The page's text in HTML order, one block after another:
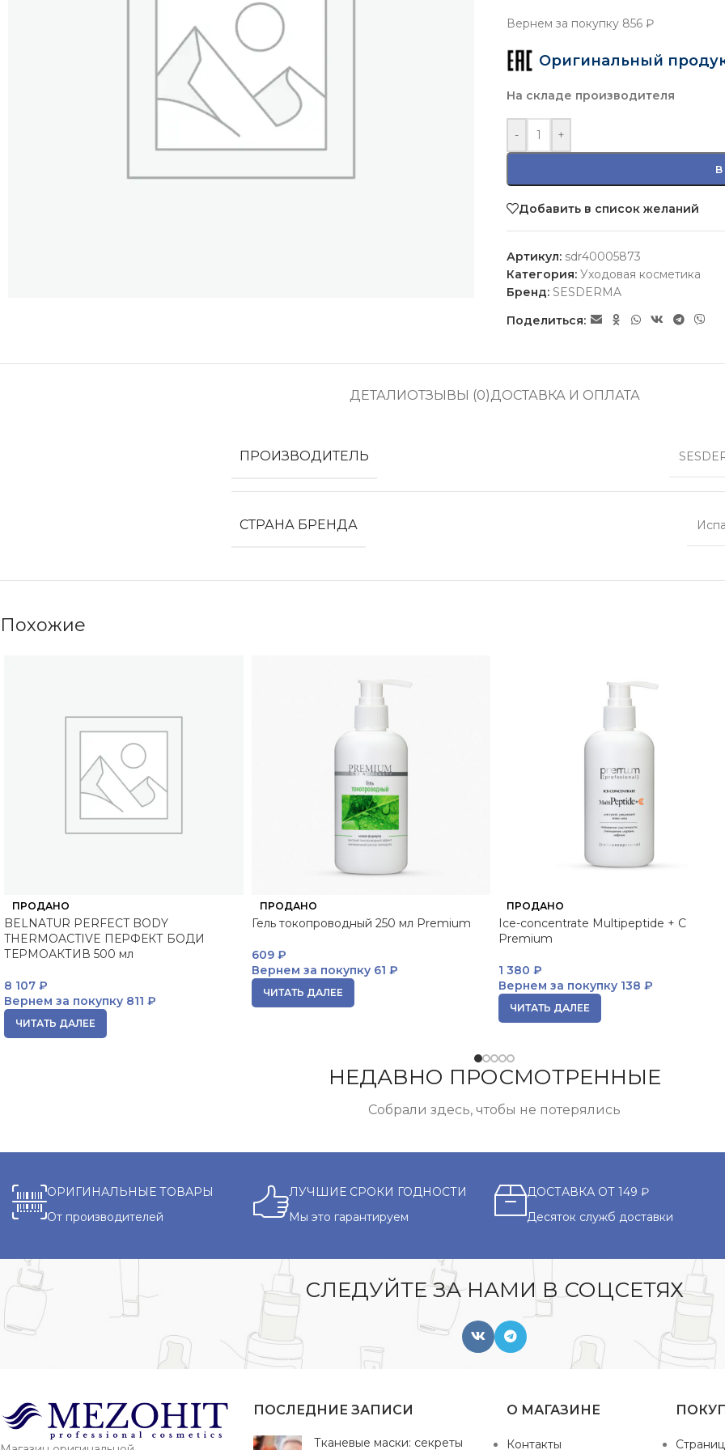
Вернем за покупку856 ₽
Оригинальный
На складе производителя
- +
Добавить в список желаний
Артикул: sdr40005873
Категория: Уходовая косметика
Бренд: SESDERMA
Поделиться:
ДЕТАЛИОТЗЫВЫ (0)ДОСТАВКА И ОПЛАТА
ПРОИЗВОДИТЕЛЬ
СТРАНА БРЕНДА
Похожие
ПРОДАНО
BELNATUR PERFECT BODY
THERMOACTIVE ПЕРФЕКТ БОДИ
ТЕРМОАКТИВ 500 мл
8 107 ₽
Вернем за покупку 811 ₽
ЧИТАТЬ ДАЛЕЕ
ПРОДАНО
Гель токопроводный 250 мл Premium
609 ₽
Вернем за покупку61 ₽
ЧИТАТЬ ДАЛЕЕ
ПРОДАНО
Ice-concentrate Multipeptide + C
Premium
1 380 ₽
Вернем за покупку 138 ₽
ЧИТАТЬ ДАЛЕЕ
НЕДАВНО ПРОСМОТРЕННЫЕ
Собрали здесь, чтобы не потерялись
ОРИГИНАЛЬНЫЕ ТОВАРЫ
От производителей
ЛУЧШИЕ СРОКИ ГОДНОСТИ
Мы это гарантируем
ДОСТАВКА ОТ 149 ₽
Десяток служб доставки
СЛЕДУЙТЕ ЗА НАМИ В СОЦСЕТЯХ
ПОСЛЕДНИЕ ЗАПИСИ
Тканевые маски: секреты
О МАГАЗИНЕ
Контакты